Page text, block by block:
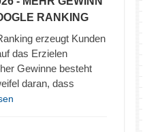
RANKING
erzeugt Kunden
das Erzielen
Gewinne besteht
daran, dass